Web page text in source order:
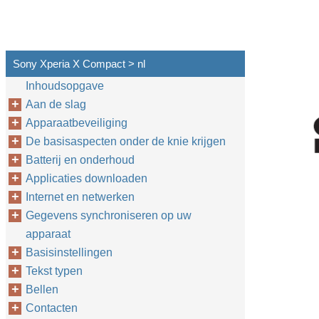
Sony Xperia X Compact > nl
Inhoudsopgave
Aan de slag
Apparaatbeveiliging
De basisaspecten onder de knie krijgen
Batterij en onderhoud
Applicaties downloaden
Internet en netwerken
Gegevens synchroniseren op uw
apparaat
Basisinstellingen
Tekst typen
Bellen
Contacten